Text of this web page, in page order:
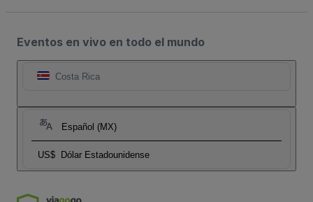
Eventos en vivo en todo el mundo
Costa Rica
Español (MX)
US$ Dólar Estadounidense